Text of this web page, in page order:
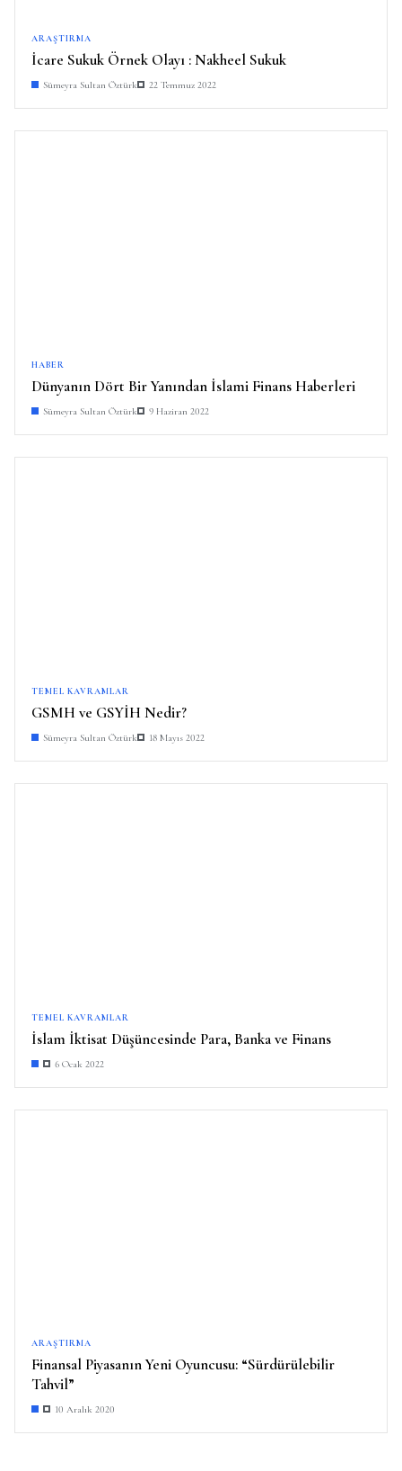
ARAŞTIRMA
İcare Sukuk Örnek Olayı : Nakheel Sukuk
Sümeyra Sultan Öztürk 22 Temmuz 2022
HABER
Dünyanın Dört Bir Yanından İslami Finans Haberleri
Sümeyra Sultan Öztürk 9 Haziran 2022
TEMEL KAVRAMLAR
GSMH ve GSYİH Nedir?
Sümeyra Sultan Öztürk 18 Mayıs 2022
TEMEL KAVRAMLAR
İslam İktisat Düşüncesinde Para, Banka ve Finans
6 Ocak 2022
ARAŞTIRMA
Finansal Piyasanın Yeni Oyuncusu: “Sürdürülebilir
Tahvil”
10 Aralık 2020